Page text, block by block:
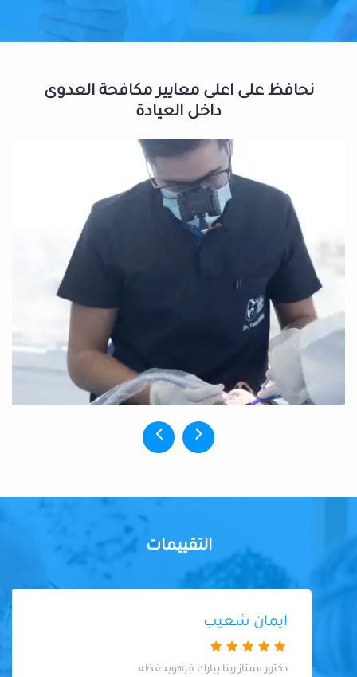
نحافظ على اعلى معايير مكافحة العدوى
داخل العيادة
التقييمات
ايمان شعيب
دكتور ممتاز ربنا يبارك فيهويحفظه